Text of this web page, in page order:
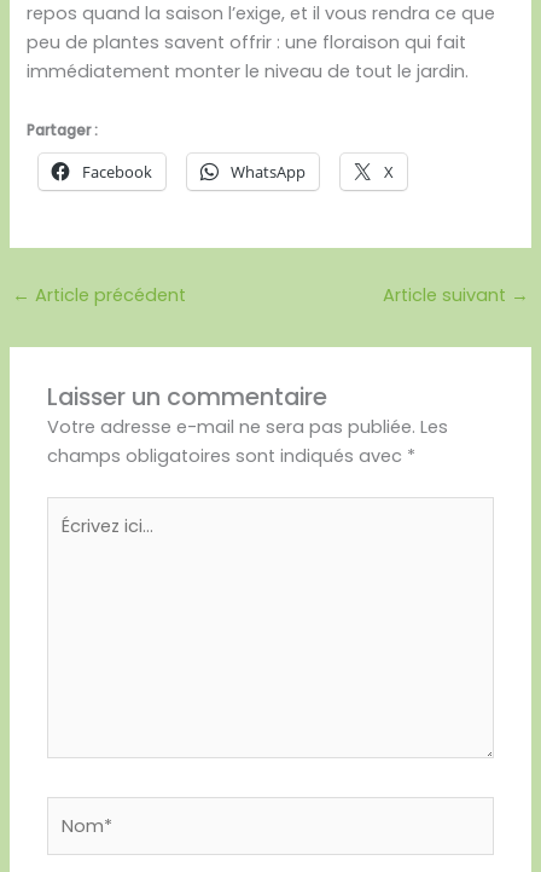
repos quand la saison l’exige, et il vous rendra ce que
peu de plantes savent offrir : une floraison qui fait
immédiatement monter le niveau de tout le jardin.
Partager :
Facebook WhatsApp X
← Article précédent Article suivant →
Laisser un commentaire
Votre adresse e-mail ne sera pas publiée. Les
champs obligatoires sont indiqués avec *
ici…